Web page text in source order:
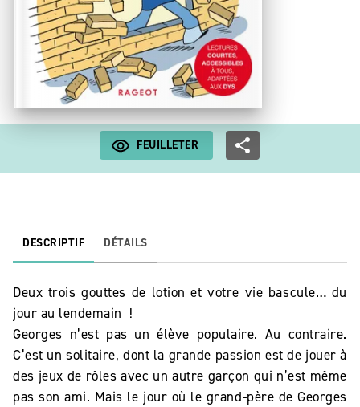
FEUILLETER
DESCRIPTIF DÉTAILS
Deux trois gouttes de lotion et votre vie bascule… du
jour au lendemain !
Georges n’est pas un élève populaire. Au contraire.
C’est un solitaire, dont la grande passion est de jouer à
des jeux de rôles avec un autre garçon qui n’est même
pas son ami. Mais le jour où le grand-père de Georges